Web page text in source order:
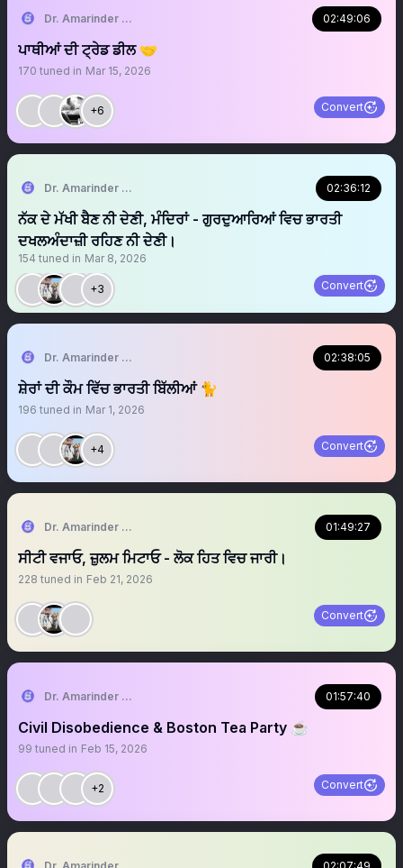
Dr. Amarinder Singh | ਅਮਰਿੰਦਰ ਸਿੰਘ 02:49:06
ਪਾਥੀਆਂ ਦੀ ਟ੍ਰੇਡ ਡੀਲ 🤝
170 tuned in Mar 15, 2026
+6 Convert
Dr. Amarinder Singh | ਅਮਰਿੰਦਰ ਸਿੰਘ 02:36:12
ਨੱਕ ਦੇ ਮੱਖੀ ਬੈਣ ਨੀ ਦੇਣੀ, ਮੰਦਿਰਾਂ - ਗੁਰਦੁਆਰਿਆਂ ਵਿਚ ਭਾਰਤੀ
ਦਖਲਅੰਦਾਜ਼ੀ ਰਹਿਣ ਨੀ ਦੇਣੀ।
154 tuned in Mar 8, 2026
+3 Convert
Dr. Amarinder Singh | ਅਮਰਿੰਦਰ ਸਿੰਘ 02:38:05
ਸ਼ੇਰਾਂ ਦੀ ਕੌਮ ਵਿੱਚ ਭਾਰਤੀ ਬਿੱਲੀਆਂ 🐈
196 tuned in Mar 1, 2026
+4 Convert
Dr. Amarinder Singh | ਅਮਰਿੰਦਰ ਸਿੰਘ 01:49:27
ਸੀਟੀ ਵਜਾਓ, ਜ਼ੁਲਮ ਮਿਟਾਓ - ਲੋਕ ਹਿਤ ਵਿਚ ਜਾਰੀ।
228 tuned in Feb 21, 2026
Convert
Dr. Amarinder Singh | ਅਮਰਿੰਦਰ ਸਿੰਘ 01:57:40
Civil Disobedience & Boston Tea Party ☕️
99 tuned in Feb 15, 2026
+2 Convert